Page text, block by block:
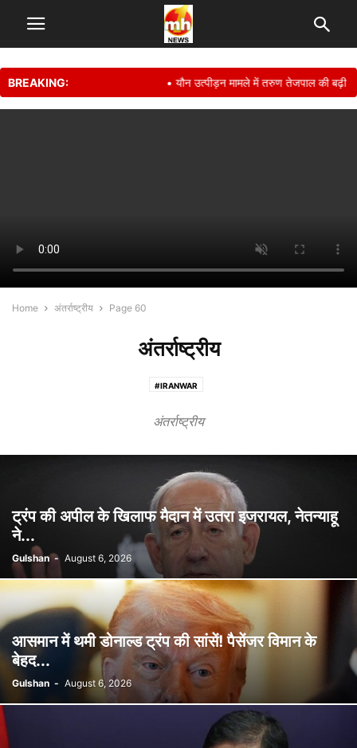
BREAKING: • यौन उत्पीड़न मामले में तरुण तेजपाल की बढ़ी
Home अंतर्राष्ट्रीय Page 60
अंतर्राष्ट्रीय
#IRANWAR
अंतर्राष्ट्रीय
ट्रंप की अपील के खिलाफ मैदान में उतरा इजरायल, नेतन्याहू
ने...
Gulshan - August 6, 2026
आसमान में थमी डोनाल्ड ट्रंप की सांसें! पैसेंजर विमान के
बेहद...
Gulshan - August 6, 2026